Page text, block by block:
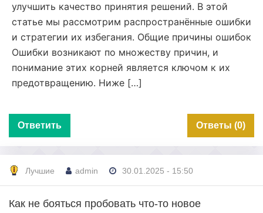
улучшить качество принятия решений. В этой
статье мы рассмотрим распространённые ошибки
и стратегии их избегания. Общие причины ошибок
Ошибки возникают по множеству причин, и
понимание этих корней является ключом к их
предотвращению. Ниже […]
Ответить Ответы (0)
Лучшие admin 30.01.2025 - 15:50
Как не бояться пробовать что-то новое